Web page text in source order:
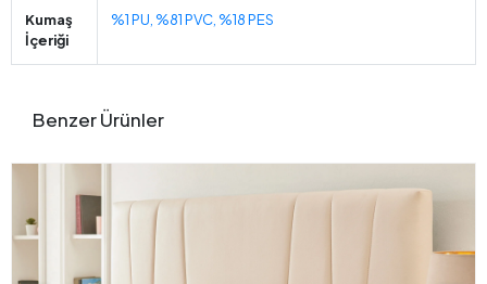
Kumaş
İçeriği
%1 PU, %81 PVC, %18 PES
Benzer Ürünler